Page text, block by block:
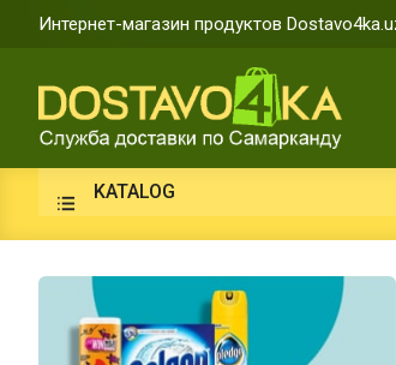
Интернет-магазин продуктов
KATALOG